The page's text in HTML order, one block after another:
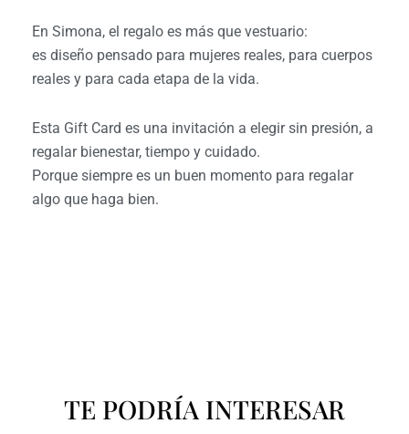
En Simona, el regalo es más que vestuario:
es diseño pensado para mujeres reales, para cuerpos
reales y para cada etapa de la vida.
Esta Gift Card es una invitación a elegir sin presión, a
regalar bienestar, tiempo y cuidado.
Porque siempre es un buen momento para regalar
algo que haga bien.
TE PODRÍA INTERESAR